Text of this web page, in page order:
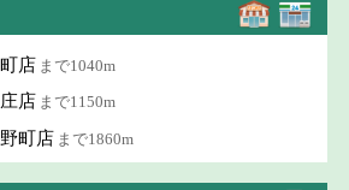
店 まで1040m
店 まで1150m
町店 まで1860m